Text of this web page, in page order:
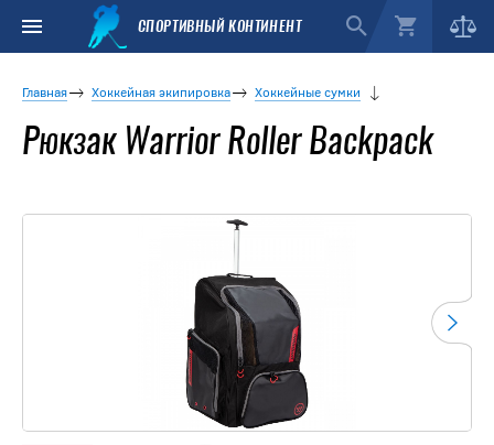
СПОРТИВНЫЙ КОНТИНЕНТ
Главная Хоккейная экипировка Хоккейные сумки
Рюкзак Warrior Roller Backpack